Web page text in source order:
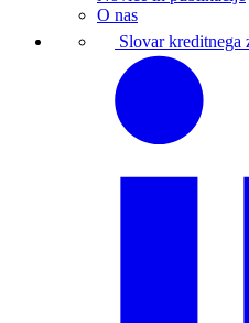
O nas
Slovar kreditnega